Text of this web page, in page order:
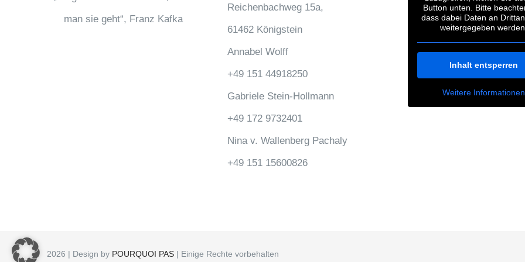
man sie geht“, Franz Kafka
Reichenbachweg 15a,
61462 Königstein
Annabel Wolff
+49 151 44918250
Gabriele Stein-Hollmann
+49 172 9732401
Nina v. Wallenberg Pachaly
+49 151 15600826
Button unten. Bitte
dass dabei Daten an
weitergegeben werden.
Inhalt entsperren
Weitere Informationen
2026 | Design by POURQUOI PAS| Einige Rechte vorbehalten